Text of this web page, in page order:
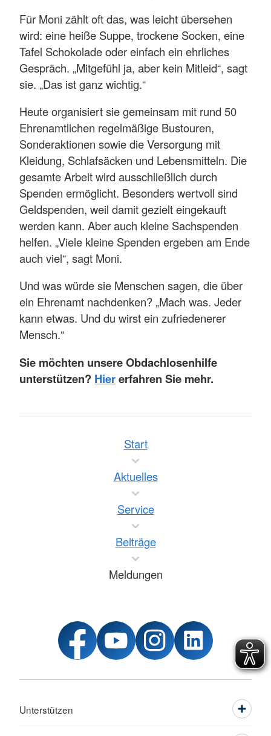
Für Moni zählt oft das, was leicht übersehen
wird: eine heiße Suppe, trockene Socken, eine
Tafel Schokolade oder einfach ein ehrliches
Gespräch. „Mitgefühl ja, aber kein Mitleid“, sagt
sie. „Das ist ganz wichtig.“
Heute organisiert sie gemeinsam mit rund 50
Ehrenamtlichen regelmäßige Bustouren,
Sonderaktionen sowie die Versorgung mit
Kleidung, Schlafsäcken und Lebensmitteln. Die
gesamte Arbeit wird ausschließlich durch
Spenden ermöglicht. Besonders wertvoll sind
Geldspenden, weil damit gezielt eingekauft
werden kann. Aber auch kleine Sachspenden
helfen. „Viele kleine Spenden ergeben am Ende
auch viel“, sagt Moni.
Und was würde sie Menschen sagen, die über
ein Ehrenamt nachdenken? „Mach was. Jeder
kann etwas. Und du wirst ein zufriedenerer
Mensch.“
Sie möchten unsere Obdachlosenhilfe
unterstützen? Hiererfahren Sie mehr.
Start
Aktuelles
Service
Beiträge
Meldungen
Unterstützen